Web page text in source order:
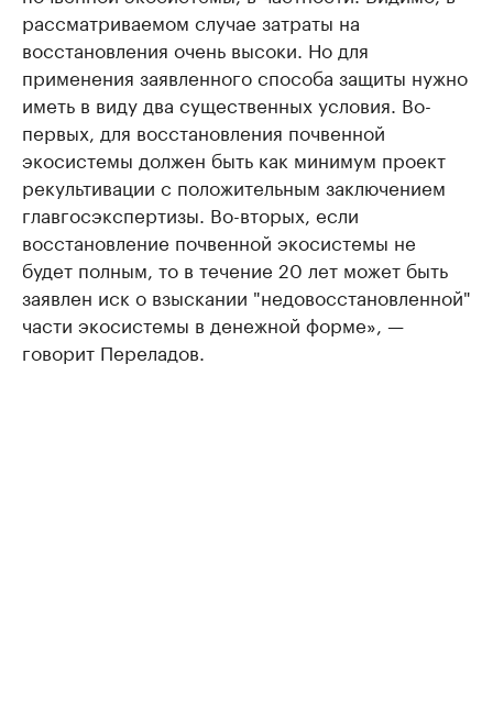
рассматриваемом случае затраты на
восстановления очень высоки. Но для
применения заявленного способа защиты нужно
иметь в виду два существенных условия. Во-
первых, для восстановления почвенной
экосистемы должен быть как минимум проект
рекультивации с положительным заключением
главгосэкспертизы. Во-вторых, если
восстановление почвенной экосистемы не
будет полным, то в течение 20 лет может быть
заявлен иск о взыскании "недовосстановленной"
части экосистемы в денежной форме», —
говорит Переладов.